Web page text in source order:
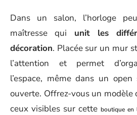
Dans un salon, l’horloge
maîtresse qui unit les
décoration. Placée sur un mur
l’attention et permet
l’espace, même dans un
ouverte. Offrez-vous un modèle
ceux visibles sur cette boutique en